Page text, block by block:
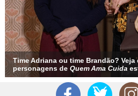
Time Adriana ou time Brandão?
personagens de Quem Ama Cuida